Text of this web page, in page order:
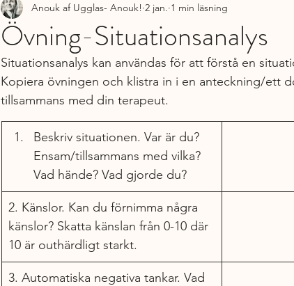
Övning-Situationsanalys
Anouk af Ugglas- Anouk! 2 jan. 1 min läsning
Situationsanalys kan användas för att förstå en
Kopiera övningen och klistra in i en anteckning/ett
tillsammans med din terapeut.
Beskriv situationen. Var är du?
Ensam/tillsammans med vilka?
Vad hände? Vad gjorde du?
2. Känslor. Kan du förnimma några
känslor? Skatta känslan från 0-10 där
10 är outhärdligt starkt.
3. Automatiska negativa tankar. Vad